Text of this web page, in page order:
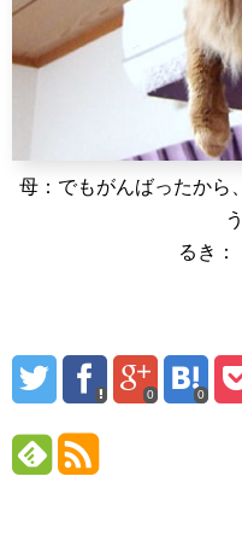
母：でもがんばったから
るき：
0 0